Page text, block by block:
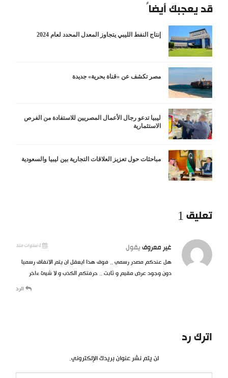
قد يعجبك أيضاً
إنتاج النفط الليبي يتجاوز المعدل المحدد لعام 2024
مصر تكشف عن «قناة بحرية» جديدة
ليبيا تدعو رجال الأعمال المصريين للاستفادة من الفرص
الاستثمارية
مباحثات حول تعزيز العلاقات التجارية بين ليبيا والسعودية
تعليق 1
غير معروفيقول
هل عندكم مصدر رسمي .. فوق هذا ايعقل ان يتم الانفاق رسميا
دون وجود عرض مقيم و ثابت .. حرفتكم الكذب و لا شيئ ءاخر
الرد
اترك رد
لن يتم نشر عنوان بريدك الإلكتروني.